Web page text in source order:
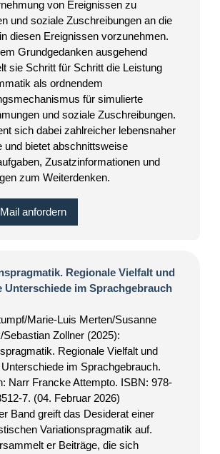
von Ereignissen zu
und soziale Zuschreibungen an die
diesen Ereignissen vorzunehmen.
Grundgedanken ausgehend
sie Schritt für Schritt die Leistung
als ordnendem
für simulierte
und soziale Zuschreibungen.
sich dabei zahlreicher lebensnaher
und bietet abschnittsweise
Zusatzinformationen und
zum Weiterdenken.
anfordern
Regionale Vielfalt und
Unterschiede im Sprachgebrauch
Marie-Luis Merten/Susanne
Sebastian Zollner (2025):
Regionale Vielfalt und
im Sprachgebrauch.
Narr Francke Attempto. ISBN: 978-
7. (04. Februar 2026)
Band greift das Desiderat einer
Variationspragmatik auf.
er Beiträge, die sich